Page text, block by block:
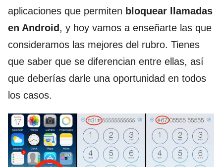
aplicaciones que permiten bloquear llamadas
en Android , y hoy vamos a enseñarte las que
consideramos las mejores del rubro. Tienes
que saber que se diferencian entre ellas, así
que deberías darle una oportunidad en todos
los casos.